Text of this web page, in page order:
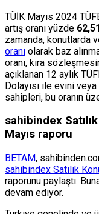
TÜİK Mayıs 2024
artış oranı yüzde 62,51
zamanda, konutlarda
oranı olarak baz
oranı, kira
açıklanan 12 aylık
Dolayısı ile evini
sahipleri, bu oranın
sahibindex
Mayıs raporu
BETAM,
sahibindex Satılık
raporunu paylaştı.
devam ediyor.